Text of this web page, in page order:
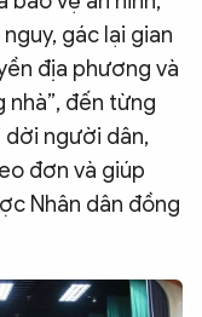
gác lại gian
địa phương và
nhà”, đến từng
dời người dân,
đơn và giúp
Nhân dân đồng